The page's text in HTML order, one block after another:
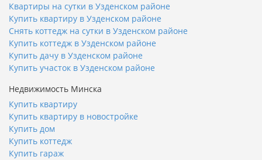
Квартиры на сутки в Узденском районе
Купить квартиру в Узденском районе
Снять коттедж на сутки в Узденском районе
Купить коттедж в Узденском районе
Купить дачу в Узденском районе
Купить участок в Узденском районе
Недвижимость Минска
Купить квартиру
Купить квартиру в новостройке
Купить дом
Купить коттедж
Купить гараж